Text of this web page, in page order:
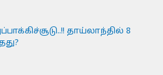
தாய்லாந்தில் 8